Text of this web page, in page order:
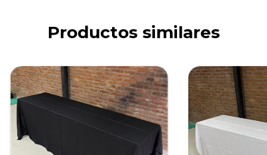
Productos similares